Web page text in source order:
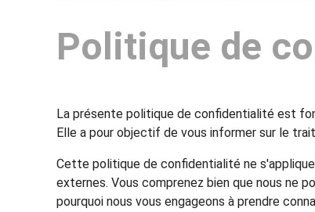
Politique de
La présente politique de confidentialité est
Elle a pour objectif de vous informer sur le
Cette politique de confidentialité ne
externes. Vous comprenez bien que nous ne
pourquoi nous vous engageons à prendre